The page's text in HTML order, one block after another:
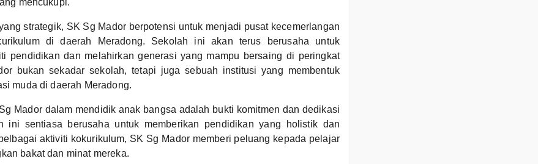
mencukupi.
strategik, SK Sg Mador berpotensi untuk menjadi pusat kecemerlangan
di daerah Meradong. Sekolah ini akan terus berusaha untuk
pendidikan dan melahirkan generasi yang mampu bersaing di peringkat
bukan sekadar sekolah, tetapi juga sebuah institusi yang membentuk
muda di daerah Meradong.
Mador dalam mendidik anak bangsa adalah bukti komitmen dan dedikasi
ini sentiasa berusaha untuk memberikan pendidikan yang holistik dan
aktiviti kokurikulum, SK Sg Mador memberi peluang kepada pelajar
bakat dan minat mereka.